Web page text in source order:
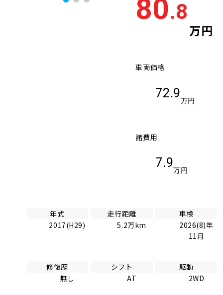
80.8
万円
車両価格
72.9
万円
諸費用
7.9
万円
年式
2017(H29)
走行距離
5.2万km
車検
2026(8)年
11月
修復歴
無し
シフト
AT
駆動
2WD